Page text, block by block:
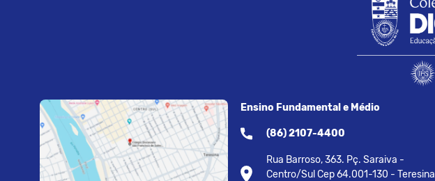
Ensino Fundamental e Médio
(86) 2107-4400
Rua Barroso, 363. Pç. Saraiva -
Centro/Sul Cep 64.001-130 - Teresina